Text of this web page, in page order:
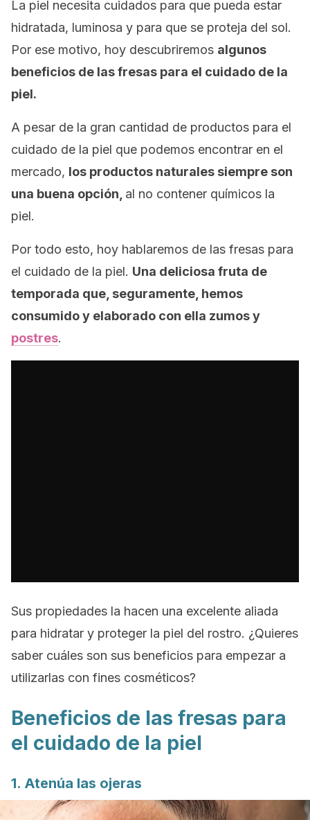
La piel necesita cuidados para que pueda estar
hidratada, luminosa y para que se proteja del sol.
Por ese motivo, hoy descubriremos algunos
beneficios de las fresas para el cuidado de la
piel.
A pesar de la gran cantidad de productos para el
cuidado de la piel que podemos encontrar en el
mercado, los productos naturales siempre son
una buena opción, al no contener químicos la
piel.
Por todo esto, hoy hablaremos de las fresas para
el cuidado de la piel. Una deliciosa fruta de
temporada que, seguramente, hemos
consumido y elaborado con ella zumos y
postres.
Sus propiedades la hacen una excelente aliada
para hidratar y proteger la piel del rostro. ¿Quieres
saber cuáles son sus beneficios para empezar a
utilizarlas con fines cosméticos?
Beneficios de las fresas para
el cuidado de la piel
1. Atenúa las ojeras